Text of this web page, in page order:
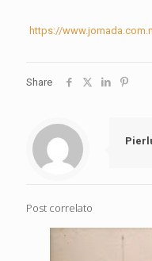
https://
Share
Post correlato